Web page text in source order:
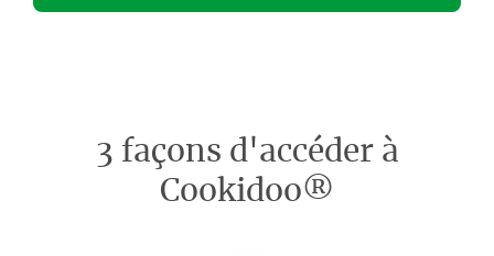
3 façons d'accéder à
Cookidoo®